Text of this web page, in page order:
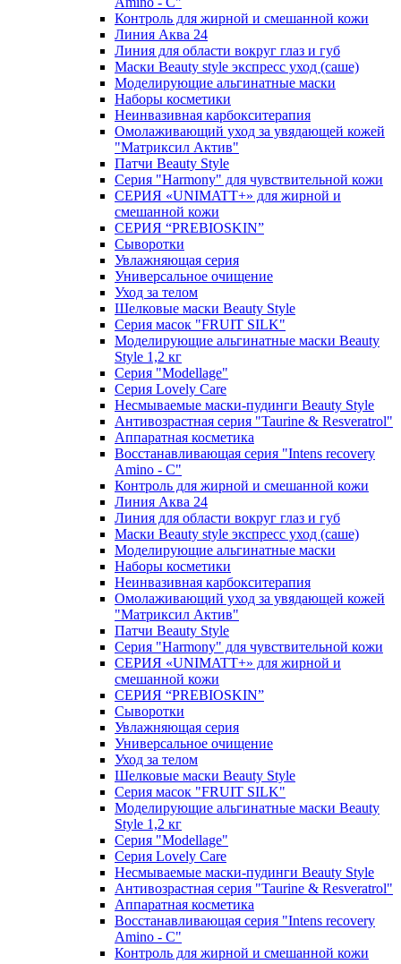
Контроль для жирной и смешанной кожи
Линия Аква 24
Линия для области вокруг глаз и губ
Маски Beauty style экспресс уход (саше)
Моделирующие альгинатные маски
Наборы косметики
Неинвазивная карбокситерапия
Омолаживающий уход за увядающей кожей
"Матриксил Актив"
Патчи Beauty Style
Серия "Harmony" для чувствительной кожи
СЕРИЯ «UNIMATT+» для жирной и
смешанной кожи
СЕРИЯ “PREBIOSKIN”
Сыворотки
Увлажняющая серия
Универсальное очищение
Уход за телом
Шелковые маски Beauty Style
Серия масок "FRUIT SILK"
Моделирующие альгинатные маски Beauty
Style 1,2 кг
Серия "Modellage"
Cерия Lovely Care
Несмываемые маски-пудинги Beauty Style
Антивозрастная серия "Taurine & Resveratrol"
Аппаратная косметика
Восстанавливающая серия "Intens recovery
Amino - C"
Контроль для жирной и смешанной кожи
Линия Аква 24
Линия для области вокруг глаз и губ
Маски Beauty style экспресс уход (саше)
Моделирующие альгинатные маски
Наборы косметики
Неинвазивная карбокситерапия
Омолаживающий уход за увядающей кожей
"Матриксил Актив"
Патчи Beauty Style
Серия "Harmony" для чувствительной кожи
СЕРИЯ «UNIMATT+» для жирной и
смешанной кожи
СЕРИЯ “PREBIOSKIN”
Сыворотки
Увлажняющая серия
Универсальное очищение
Уход за телом
Шелковые маски Beauty Style
Серия масок "FRUIT SILK"
Моделирующие альгинатные маски Beauty
Style 1,2 кг
Серия "Modellage"
Cерия Lovely Care
Несмываемые маски-пудинги Beauty Style
Антивозрастная серия "Taurine & Resveratrol"
Аппаратная косметика
Восстанавливающая серия "Intens recovery
Amino - C"
Контроль для жирной и смешанной кожи